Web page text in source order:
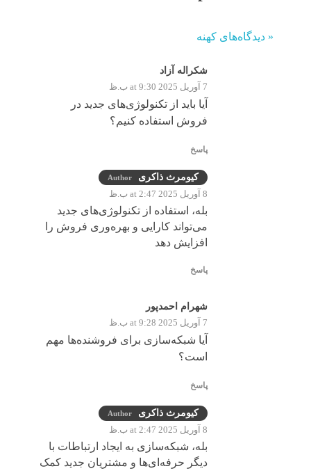
« دیدگاه‌های کهنه
شکراله آزاد
7 آوریل 2025 at 9:30 ب.ظ
آیا باید از تکنولوژی‌های جدید در
فروش استفاده کنیم؟
پاسخ
کیومرث ذاکری Author
8 آوریل 2025 at 2:47 ب.ظ
بله، استفاده از تکنولوژی‌های جدید
می‌تواند کارایی و بهره‌وری فروش را
افزایش دهد
پاسخ
شهرام احمدپور
7 آوریل 2025 at 9:28 ب.ظ
آیا شبکه‌سازی برای فروشنده‌ها مهم
است؟
پاسخ
کیومرث ذاکری Author
8 آوریل 2025 at 2:47 ب.ظ
بله، شبکه‌سازی به ایجاد ارتباطات با
دیگر حرفه‌ای‌ها و مشتریان جدید کمک